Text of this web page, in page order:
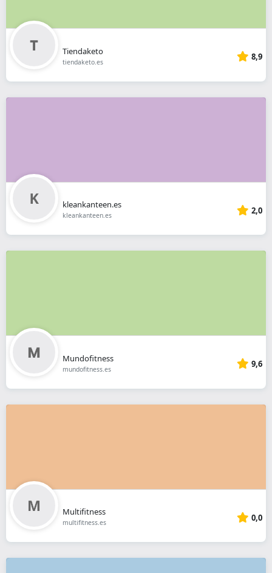
Tiendaketo
tiendaketo.es 8,9
kleankanteen.es
kleankanteen.es 2,0
Mundofitness
mundofitness.es 9,6
Multifitness
multifitness.es 0,0